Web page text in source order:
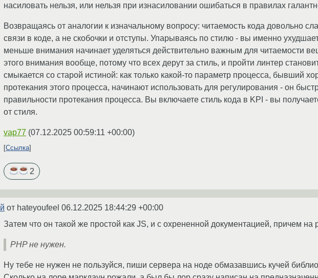
насиловать нельзя, или нельзя при изнасиловании ошибаться в правилах
Возвращаясь от аналогии к изначальному вопросу: читаемость кода довольно
связи в коде, а не скобочки и отступы. Упарываясь по стилю - вы именно
меньше внимания начинает уделяться действительно важным для читаемости
этого внимания вообще, потому что всех дерут за стиль, и пройти линтер
смыкается со старой истиной: как только какой-то параметр процесса, бывший
протекания этого процесса, начинают использовать для регулирования - он
правильности протекания процесса. Вы включаете стиль кода в KPI - вы
от стиля.
vap77 (07.12.2025 00:59:11 +00:00)
Ссылка
2
от hateyoufeel 06.12.2025 18:44:29 +00:00
Затем что он такой же простой как JS, и с охрененной документацией, причем на
PHP не нужен.
Ну тебе не нужен не пользуйся, пиши сервера на ноде обмазавшись кучей